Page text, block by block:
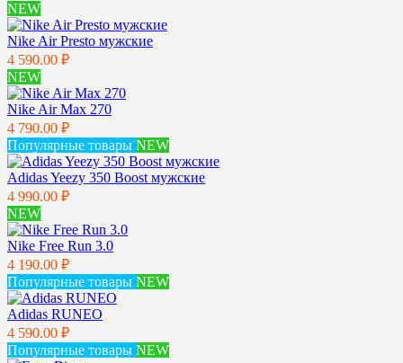
NEW
Nike Air Presto мужские
4 590.00 ₽
NEW
Nike Air Max 270
4 790.00 ₽
Популярные товары NEW
Adidas Yeezy 350 Boost мужские
4 990.00 ₽
NEW
Nike Free Run 3.0
4 190.00 ₽
Популярные товары NEW
Adidas RUNEO
4 590.00 ₽
Популярные товары NEW